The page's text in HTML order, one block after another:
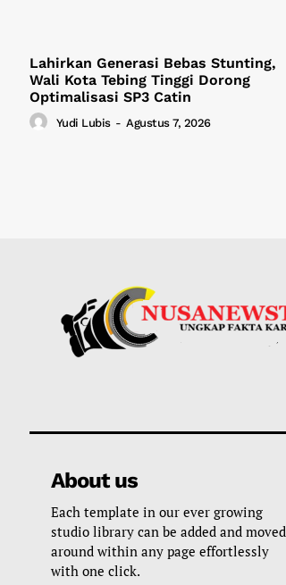
Lahirkan Generasi Bebas Stunting,
Wali Kota Tebing Tinggi Dorong
Optimalisasi SP3 Catin
Yudi Lubis - Agustus 7, 2026
About us
Each template in our ever growing
studio library can be added and moved
around within any page effortlessly
with one click.